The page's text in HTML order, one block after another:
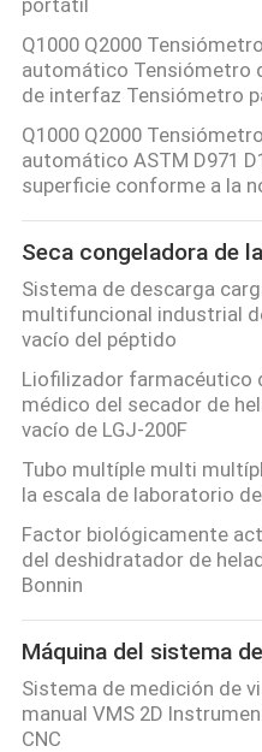
Q1000 Q2000
automático Tensiómetro
de interfaz Tensiómetro
Q1000 Q2000
automático ASTM D971
superficie conforme a la
Seca congeladora de
Sistema de descarga
multifuncional industrial
vacío del péptido
Liofilizador farmacéutico
médico del secador de
vacío de LGJ-200F
Tubo multíple multi
la escala de laboratorio
Factor biológicamente
del deshidratador de
Bonnin
Máquina del sistema
Sistema de medición de
manual VMS 2D
CNC